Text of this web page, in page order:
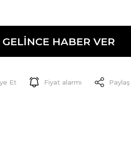
GELİNCE HABER VER
Et Fiyat alarmı Paylaş